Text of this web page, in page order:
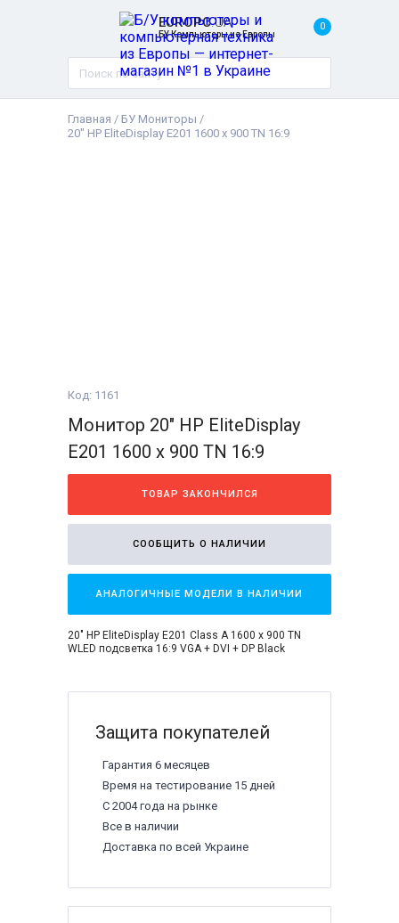
EUROPC.UA
БУ Компьютеры из Европы
0
Главная / БУ Мониторы /
20" HP EliteDisplay E201 1600 x 900 TN 16:9
Код: 1161
Монитор 20" HP EliteDisplay
E201 1600 x 900 TN 16:9
ТОВАР ЗАКОНЧИЛСЯ
СООБЩИТЬ О НАЛИЧИИ
АНАЛОГИЧНЫЕ МОДЕЛИ В НАЛИЧИИ
20" HP EliteDisplay E201 Class A 1600 x 900 TN
WLED подсветка 16:9 VGA + DVI + DP Black
Защита покупателей
Гарантия 6 месяцев
Время на тестирование 15 дней
С 2004 года на рынке
Все в наличии
Доставка по всей Украине